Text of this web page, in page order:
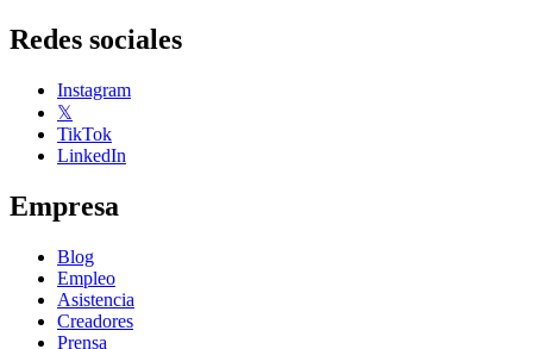
Redes sociales
Instagram
𝕏
TikTok
LinkedIn
Empresa
Blog
Empleo
Asistencia
Creadores
Prensa